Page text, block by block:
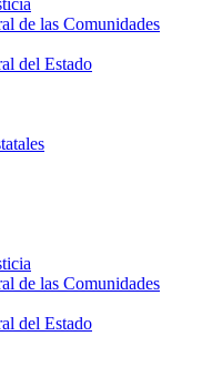
de las Comunidades
del Estado
de las Comunidades
del Estado